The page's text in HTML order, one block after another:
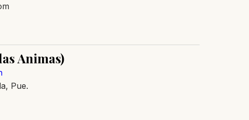
Animas)
Pue.